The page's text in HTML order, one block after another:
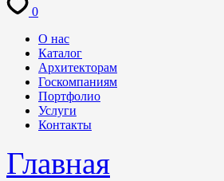
0
О нас
Каталог
Архитекторам
Госкомпаниям
Портфолио
Услуги
Контакты
Главная